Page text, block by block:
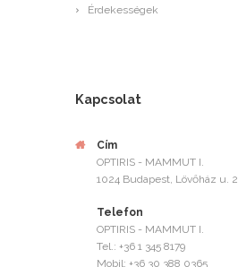
Érdekességek
Kapcsolat
Cím
OPTIRIS - MAMMUT I.
1024 Budapest, Lövőház u. 2.
Telefon
OPTIRIS - MAMMUT I.
Tel.: +36 1 345 8179
Mobil: +36 30 388 0365